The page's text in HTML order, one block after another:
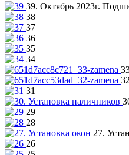
39. Октябрь 2023г.
38
37
36
35
34
32
31
29
28
27.
26